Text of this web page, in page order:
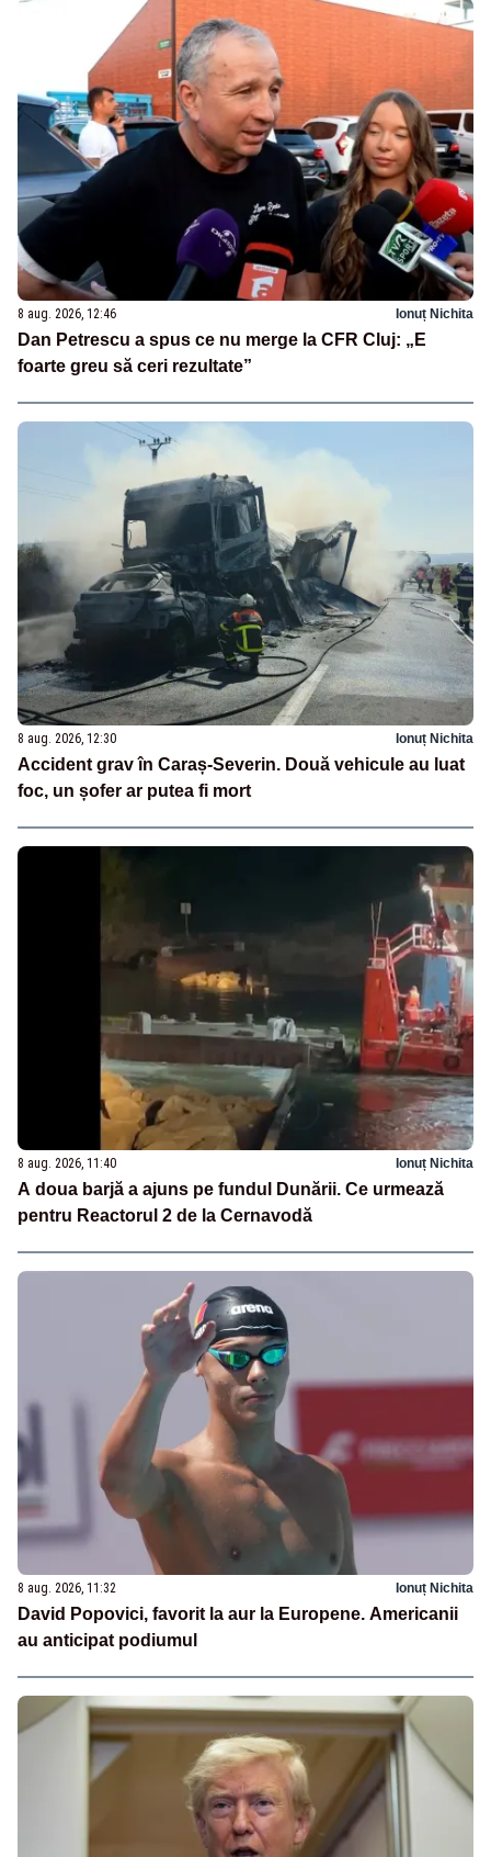
8 aug. 2026, 12:46 Ionuț Nichita
Dan Petrescu a spus ce nu merge la CFR Cluj: „E
foarte greu să ceri rezultate”
8 aug. 2026, 12:30 Ionuț Nichita
Accident grav în Caraș-Severin. Două vehicule au luat
foc, un șofer ar putea fi mort
8 aug. 2026, 11:40 Ionuț Nichita
A doua barjă a ajuns pe fundul Dunării. Ce urmează
pentru Reactorul 2 de la Cernavodă
8 aug. 2026, 11:32 Ionuț Nichita
David Popovici, favorit la aur la Europene. Americanii
au anticipat podiumul